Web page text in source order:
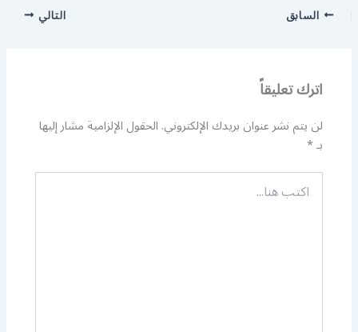
السابق التالي
اترك تعليقاً
لن يتم نشر عنوان بريدك الإلكتروني.الحقول الإلزامية مشار إليها
بـ*
اكتب
هنا...